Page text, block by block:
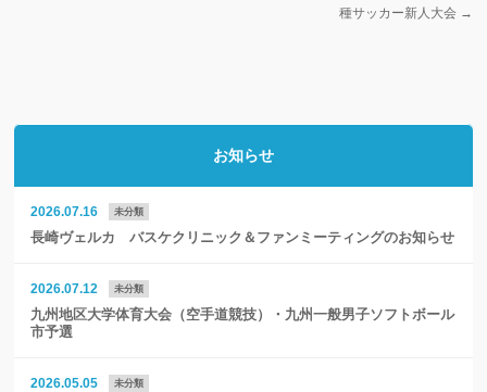
種サッカー新人大会 →
お知らせ
2026.07.16 未分類
長崎ヴェルカ バスケクリニック＆ファンミーティングのお知らせ
2026.07.12 未分類
九州地区大学体育大会（空手道競技）・九州一般男子ソフトボール
市予選
2026.05.05 未分類